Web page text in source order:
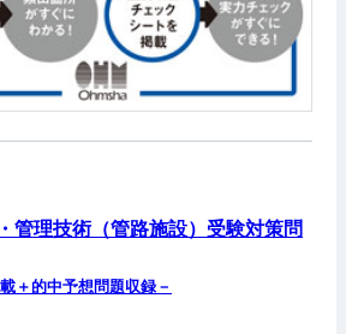
管理技術（管路施設）受験対策問
＋的中予想問題収録－